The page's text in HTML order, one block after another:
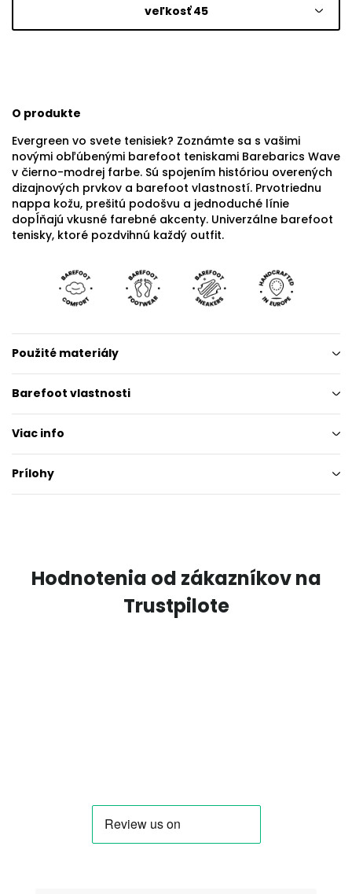
veľkosť 45
O produkte
Evergreen vo svete tenisiek? Zoznámte sa s vašimi
novými obľúbenými barefoot teniskami Barebarics Wave
v čierno-modrej farbe. Sú spojením históriou overených
dizajnových prvkov a barefoot vlastností. Prvotriednu
nappa kožu, prešitú podošvu a jednoduché línie
dopĺňajú vkusné farebné akcenty. Univerzálne barefoot
tenisky, ktoré pozdvihnú každý outfit.
Použité materiály
Barefoot vlastnosti
Viac info
Prílohy
Hodnotenia od zákazníkov na
Trustpilote